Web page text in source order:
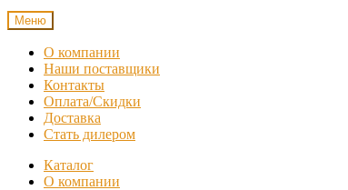
Меню
О компании
Наши поставщики
Контакты
Оплата/Скидки
Доставка
Стать дилером
Каталог
О компании